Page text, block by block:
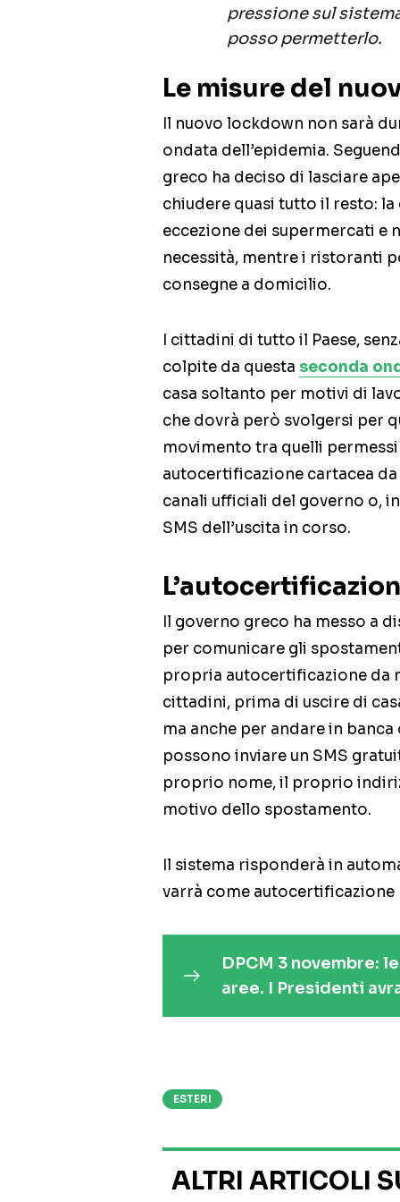
pressione sul
posso permetterlo.
Le misure del
Il nuovo lockdown non sarà
ondata dell’epidemia.
greco ha deciso di lasciare
chiudere quasi tutto il resto:
eccezione dei supermercati e
necessità, mentre i ristoranti
consegne a domicilio.
I cittadini di tutto il Paese,
colpite da questa seconda
casa soltanto per motivi di
che dovrà però svolgersi per
movimento tra quelli
autocertificazione cartacea
canali ufficiali del governo o,
SMS dell’uscita in corso.
Il governo greco ha messo a
per comunicare gli
propria autocertificazione da
cittadini, prima di uscire di
ma anche per andare in
possono inviare un SMS
proprio nome, il proprio
motivo dello spostamento.
Il sistema risponderà in
varrà come
DPCM 3 novembre:
aree. I Presidenti
ESTERI
ALTRI ARTICOLI